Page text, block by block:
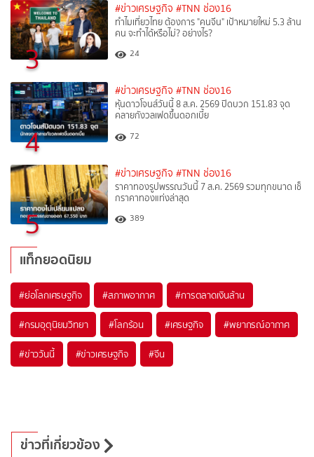
3
#ข่าวเศรษฐกิจ #TNN ช่อง16
ทำไมเที่ยวไทย ต้องการ "คนจีน" เป้าหมายใหม่ 5.3 ล้าน
คน จะทำได้หรือไม่? อย่างไร?
24
4
#ข่าวเศรษฐกิจ #TNN ช่อง16
หุ้นดาวโจนส์วันนี้ 8 ส.ค. 2569 ปิดบวก 151.83 จุด
คลายกังวลเฟดขึ้นดอกเบี้ย
72
5
#ข่าวเศรษฐกิจ #TNN ช่อง16
ราคาทองรูปพรรณวันนี้ 7 ส.ค. 2569 รวมทุกขนาด เช็
กราคาทองแท่งล่าสุด
389
แท็กยอดนิยม
#ย่อโลกเศรษฐกิจ #สภาพอากาศ #การตลาดเงินล้าน
#กรมอุตุนิยมวิทยา #โลกร้อน #เศรษฐกิจ #พยากรณ์อากาศ
#ข่าววันนี้ #ข่าวเศรษฐกิจ #จีน
ข่าวที่เกี่ยวข้อง